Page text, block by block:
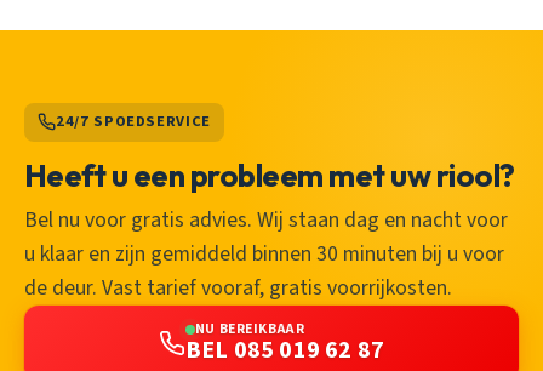
24/7 SPOEDSERVICE
Heeft u een probleem met uw riool?
Bel nu voor gratis advies. Wij staan dag en nacht voor
u klaar en zijn gemiddeld binnen 30 minuten bij u voor
de deur. Vast tarief vooraf, gratis voorrijkosten.
NU BEREIKBAAR
BEL 085 019 62 87